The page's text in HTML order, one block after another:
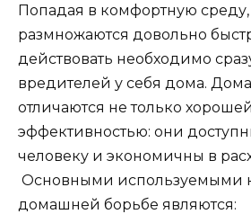
Попадая в комфортную среду,
размножаются довольно
действовать необходимо
вредителей у себя дома.
отличаются не только хорошей
эффективностью: они
человеку и экономичны в
Основными используемыми
домашней борьбе являются: